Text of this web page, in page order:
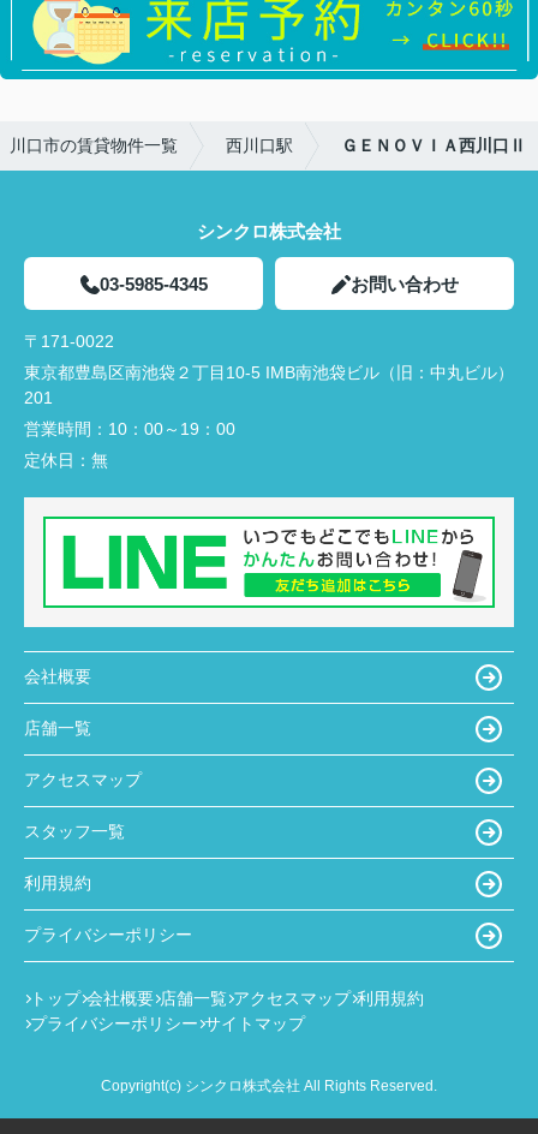
川口市の賃貸物件一覧 西川口駅 ＧＥＮＯＶＩＡ西川口Ⅱ
シンクロ株式会社
03-5985-4345 お問い合わせ
〒171-0022
東京都豊島区南池袋２丁目10-5 IMB南池袋ビル（旧：中丸ビル）
201
営業時間： 10：00～19：00
定休日： 無
会社概要
店舗一覧
アクセスマップ
スタッフ一覧
利用規約
プライバシーポリシー
トップ 会社概要 店舗一覧 アクセスマップ 利用規約
プライバシーポリシー サイトマップ
Copyright(c) シンクロ株式会社 All Rights Reserved.